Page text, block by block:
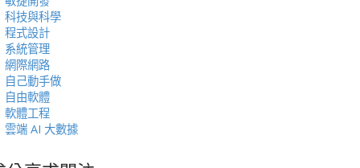
科技與科學
程式設計
系統管理
網際網路
自己動手做
自由軟體
軟體工程
雲端 AI 大數據